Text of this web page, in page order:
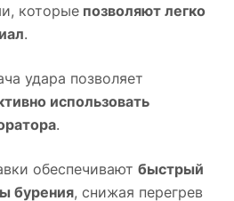
которые позволяют легко
.
удара позволяет
использовать
.
обеспечивают быстрый
бурения, снижая перегрев